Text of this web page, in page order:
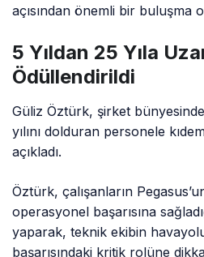
açısından önemli bir buluşma
5 Yıldan 25 Yıla
Ödüllendirildi
Güliz Öztürk, şirket
yılını dolduran personele
açıkladı.
Öztürk, çalışanların
operasyonel başarısına
yaparak, teknik ekibin
başarısındaki kritik rolüne